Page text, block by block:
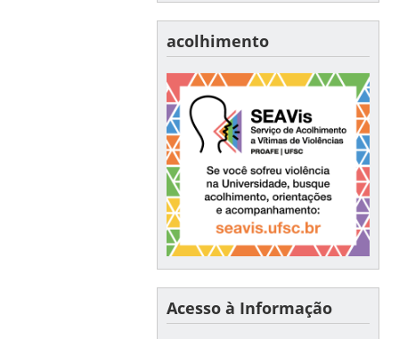
acolhimento
Acesso à Informação